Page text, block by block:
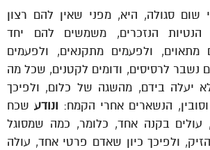
שום סגולה, היא, מפני שאין להם רצון
הנזכרים, משמשים להם יחד
מתאוים, ולפעמים מתקנאים, ולפעמים
נשבר לרסיסים, ודומים לקטנים, שכל מה
יעלה בידם, מהשגה של כלום, ולפיכך
הנשארים אחרי הקמח: ונודעשכח
עולים בקנה אחד, כלומר, כמה שמסוגל
ולפיכך כיון שאדם פרטי אחד, עולה